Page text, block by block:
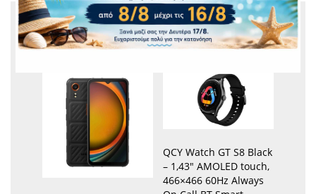
ΣΧΕΤΙΚΆ ΠΡΟΪΌΝΤΑ
QCY Watch GT S8 Black
– 1,43″ AMOLED touch,
466×466 60Hz Always